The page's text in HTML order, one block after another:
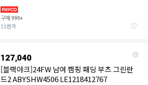
구매999+
11번가
127,040
[블랙야크]24FW 남여 캠핑 패딩 부츠 그린란
드2 ABYSHW4506 LE1218412767